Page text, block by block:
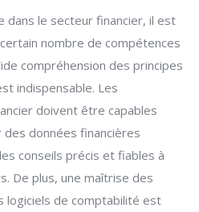
dans le secteur financier, il est
nombre de compétences
compréhension des principes
indispensable. Les
doivent être capables
données financières
conseils précis et fiables à
De plus, une maîtrise des
logiciels de comptabilité est